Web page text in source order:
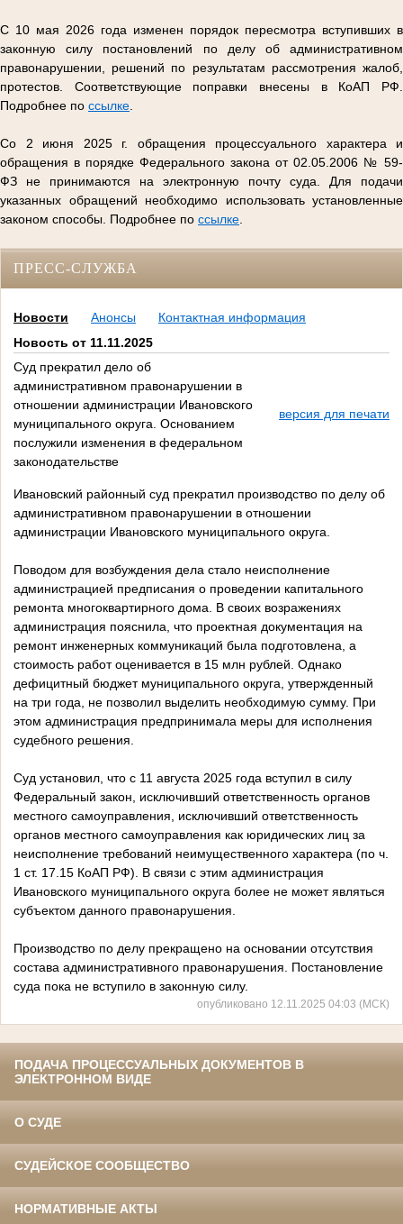
С 10 мая 2026 года изменен порядок пересмотра вступивших в
законную силу постановлений по делу об административном
правонарушении, решений по результатам рассмотрения жалоб,
протестов. Соответствующие поправки внесены в КоАП РФ.
Подробнее по ссылке
Со 2 июня 2025 г. обращения процессуального характера и
обращения в порядке Федерального закона от 02.05.2006 № 59-
ФЗ не принимаются на электронную почту суда. Для подачи
указанных обращений необходимо использовать установленные
законом способы. Подробнее по ссылке
ПРЕСС-СЛУЖБА
Новости Анонсы
Контактная информация
Новость от 11.11.2025
Суд прекратил дело об
административном правонарушении в
отношении администрации Ивановского
муниципального округа. Основанием
послужили изменения в федеральном
законодательстве
версия для печати
Ивановский районный суд прекратил производство по делу об
административном правонарушении в отношении
администрации Ивановского муниципального округа.
Поводом для возбуждения дела стало неисполнение
администрацией предписания о проведении капитального
ремонта многоквартирного дома. В своих возражениях
администрация пояснила, что проектная документация на
ремонт инженерных коммуникаций была подготовлена, а
стоимость работ оценивается в 15 млн рублей. Однако
дефицитный бюджет муниципального округа, утвержденный
на три года, не позволил выделить необходимую сумму. При
этом администрация предпринимала меры для исполнения
судебного решения.
Суд установил, что с 11 августа 2025 года вступил в силу
Федеральный закон, исключивший ответственность органов
местного самоуправления, исключивший ответственность
органов местного самоуправления как юридических лиц за
неисполнение требований неимущественного характера (по ч.
1 ст. 17.15 КоАП РФ). В связи с этим администрация
Ивановского муниципального округа более не может являться
субъектом данного правонарушения.
Производство по делу прекращено на основании отсутствия
состава административного правонарушения. Постановление
суда пока не вступило в законную силу.
опубликовано 12.11.2025 04:03 (МСК)
ПОДАЧА ПРОЦЕССУАЛЬНЫХ ДОКУМЕНТОВ В
ЭЛЕКТРОННОМ ВИДЕ
О СУДЕ
СУДЕЙСКОЕ СООБЩЕСТВО
НОРМАТИВНЫЕ АКТЫ